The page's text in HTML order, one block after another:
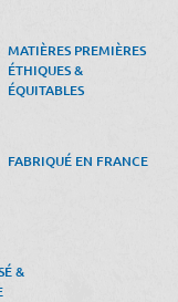
MATIÈRES PREMIÈRES
ÉTHIQUES &
ÉQUITABLES
FABRIQUÉ EN FRANCE
&